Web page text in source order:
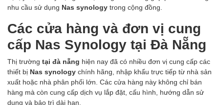
nhu cầu sử dụng Nas synology trong cộng đồng.
Các cửa hàng và đơn vị cung
cấp Nas Synology tại Đà Nẵng
Thị trường tại đà nẵng hiện nay đã có nhiều đơn vị cung cấp các
thiết bị Nas synology chính hãng, nhập khẩu trực tiếp từ nhà sản
xuất hoặc nhà phân phối lớn. Các cửa hàng này không chỉ bán
hàng mà còn cung cấp dịch vụ lắp đặt, cấu hình, hướng dẫn sử
dụng và bảo trì dài hạn.